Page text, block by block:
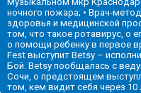
ночного пожара; • Врач-
здоровья и медицинской
том, что такое ротавирус, о
о помощи ребенку в первое
Fest выступит Betsy –
Бой. Betsy пообщалась с
Сочи, о предстоящем
том, кем видит себя через 10